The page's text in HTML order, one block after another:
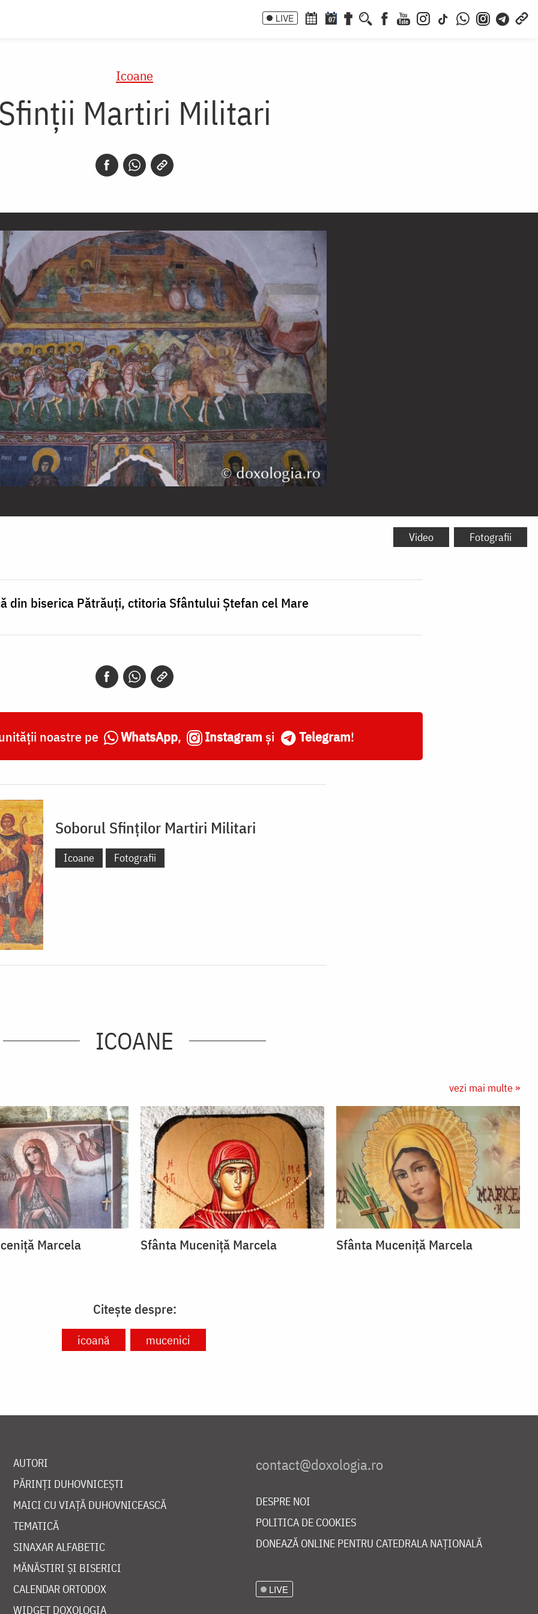
LIVE 07
Icoane
Sfinții Martiri Militari
Video Fotografii
din biserica Pătrăuți, ctitoria Sfântului Ștefan cel Mare
noastre pe WhatsApp, Instagram și Telegram!
Soborul Sfinților Martiri Militari
Icoane Fotografii
ICOANE
vezi mai multe »
Marcela Sfânta Muceniță Marcela Sfânta Muceniță Marcela
Citește despre:
icoană mucenici
AUTORI
PĂRINȚI DUHOVNICEȘTI
MAICI CU VIAȚĂ DUHOVNICEASCĂ
TEMATICĂ
SINAXAR ALFABETIC
MĂNĂSTIRI ȘI BISERICI
CALENDAR ORTODOX
WIDGET DOXOLOGIA
DESPRE NOI
POLITICA DE COOKIES
DONEAZĂ ONLINE PENTRU CATEDRALA NAȚIONALĂ
LIVE